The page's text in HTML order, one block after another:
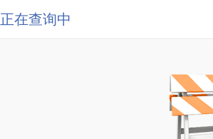
正在查询中